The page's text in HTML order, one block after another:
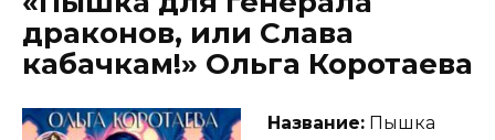
драконов, или Слава
кабачкам!» Ольга Коротаева
Название: Пышка